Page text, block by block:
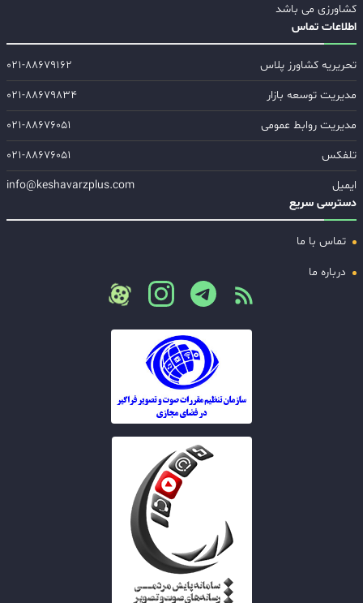
کشاورزی می باشد
اطلاعات تماس
تحریریه کشاورز پلاس
۰۲۱-۸۸۶۷۹۱۶۲
مدیریت توسعه بازار
۰۲۱-۸۸۶۷۹۸۳۴
مدیریت روابط عمومی
۰۲۱-۸۸۶۷۶۰۵۱
تلفکس
۰۲۱-۸۸۶۷۶۰۵۱
ایمیل
info@keshavarzplus.com
دسترسی سریع
تماس با ما
درباره ما